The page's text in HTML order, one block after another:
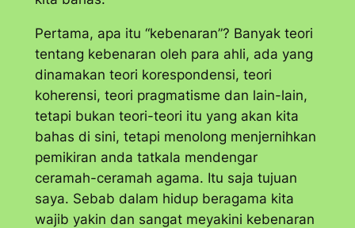
Pertama, apa itu “kebenaran”? Banyak teori
tentang kebenaran oleh para ahli, ada yang
dinamakan teori korespondensi, teori
koherensi, teori pragmatisme dan lain-lain,
tetapi bukan teori-teori itu yang akan kita
bahas di sini, tetapi menolong menjernihkan
pemikiran anda tatkala mendengar
ceramah-ceramah agama. Itu saja tujuan
saya. Sebab dalam hidup beragama kita
wajib yakin dan sangat meyakini kebenaran